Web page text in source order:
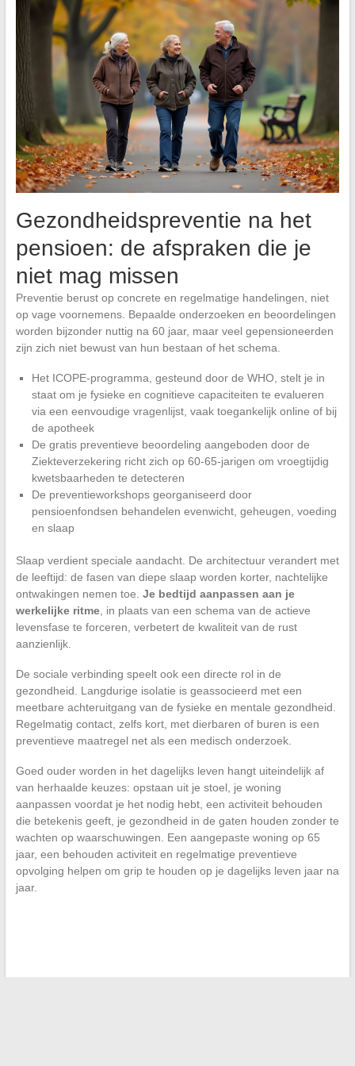
Gezondheidspreventie na het
pensioen: de afspraken die je
niet mag missen
Preventie berust op concrete en regelmatige handelingen, niet
op vage voornemens. Bepaalde onderzoeken en beoordelingen
worden bijzonder nuttig na 60 jaar, maar veel gepensioneerden
zijn zich niet bewust van hun bestaan of het schema.
Het ICOPE-programma, gesteund door de WHO, stelt je in
staat om je fysieke en cognitieve capaciteiten te evalueren
via een eenvoudige vragenlijst, vaak toegankelijk online of bij
de apotheek
De gratis preventieve beoordeling aangeboden door de
Ziekteverzekering richt zich op 60-65-jarigen om vroegtijdig
kwetsbaarheden te detecteren
De preventieworkshops georganiseerd door
pensioenfondsen behandelen evenwicht, geheugen, voeding
en slaap
Slaap verdient speciale aandacht. De architectuur verandert met
de leeftijd: de fasen van diepe slaap worden korter, nachtelijke
ontwakingen nemen toe. Je bedtijd aanpassen aan je
werkelijke ritme, in plaats van een schema van de actieve
levensfase te forceren, verbetert de kwaliteit van de rust
aanzienlijk.
De sociale verbinding speelt ook een directe rol in de
gezondheid. Langdurige isolatie is geassocieerd met een
meetbare achteruitgang van de fysieke en mentale gezondheid.
Regelmatig contact, zelfs kort, met dierbaren of buren is een
preventieve maatregel net als een medisch onderzoek.
Goed ouder worden in het dagelijks leven hangt uiteindelijk af
van herhaalde keuzes: opstaan uit je stoel, je woning
aanpassen voordat je het nodig hebt, een activiteit behouden
die betekenis geeft, je gezondheid in de gaten houden zonder te
wachten op waarschuwingen. Een aangepaste woning op 65
jaar, een behouden activiteit en regelmatige preventieve
opvolging helpen om grip te houden op je dagelijks leven jaar na
jaar.